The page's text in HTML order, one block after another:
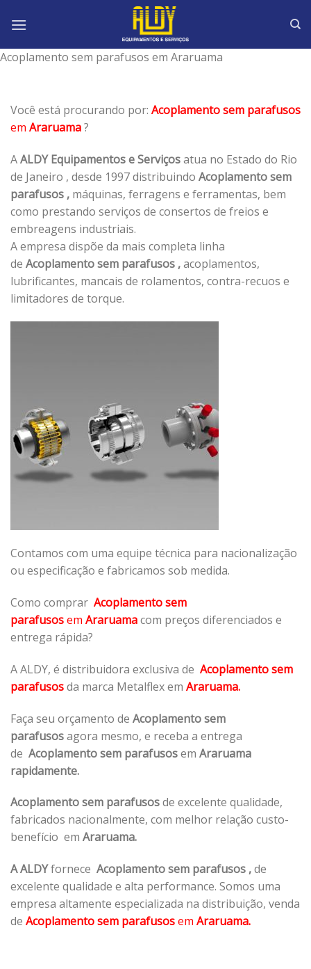
Acoplamento sem parafusos em Araruama
Você está procurando por: Acoplamento sem parafusos
em Araruama?
AALDY Equipamentos e Serviçosatua no Estado do Rio
de Janeiro , desde 1997 distribuindo Acoplamento sem
parafusos , máquinas, ferragens e ferramentas, bem
como prestando serviços de consertos de freios e
embreagens industriais.
A empresa dispõe da mais completa linha
de Acoplamento sem parafusos ,acoplamentos,
lubrificantes, mancais de rolamentos, contra-recuos e
limitadores de torque.
Contamos com uma equipe técnica para nacionalização
ou especificação e fabricamos sob medida.
Como comprar Acoplamento sem
parafusosem Araruamacom preços diferenciados e
entrega rápida?
A ALDY, é distribuidora exclusiva de Acoplamento sem
parafusosda marca Metalflex em Araruama.
Faça seu orçamento de Acoplamento sem
parafusosagora mesmo, e receba a entrega
de Acoplamento sem parafusosem Araruama
rapidamente.
Acoplamento sem parafusosde excelente qualidade,
fabricados nacionalmente, com melhor relação custo-
benefício em Araruama.
A ALDYfornece Acoplamento sem parafusos ,de
excelente qualidade e alta performance. Somos uma
empresa altamente especializada na distribuição, venda
de Acoplamento sem parafusosem Araruama.